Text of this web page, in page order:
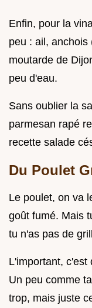
Enfin, pour la
peu : ail,
moutarde de
peu d'eau.
Sans oublier la
parmesan rapé
recette salade
Du Poulet
Le poulet, on va
goût fumé. Mais
tu n'as pas de
L'important, c'est
Un peu comme
trop, mais juste